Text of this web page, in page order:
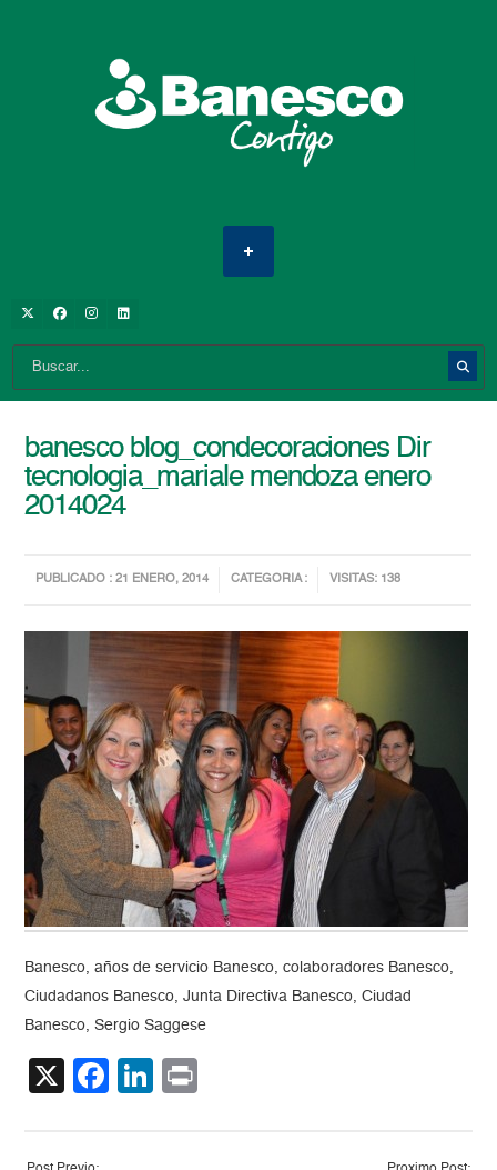
banesco blog_condecoraciones Dir
tecnologia_mariale mendoza enero
2014024
PUBLICADO : 21 ENERO, 2014 CATEGORIA : VISITAS: 138
Banesco, años de servicio Banesco, colaboradores Banesco,
Ciudadanos Banesco, Junta Directiva Banesco, Ciudad
Banesco, Sergio Saggese
X Facebook
LinkedIn